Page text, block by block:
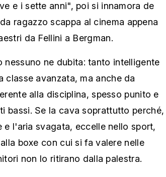
e i sette anni", poi si innamora de
ragazzo scappa al cinema appena
da Fellini a Bergman.
nessuno ne dubita: tanto intelligente
classe avanzata, ma anche da
alla disciplina, spesso punito e
bassi. Se la cava soprattutto perché,
l'aria svagata, eccelle nello sport,
boxe con cui si fa valere nelle
non lo ritirano dalla palestra.